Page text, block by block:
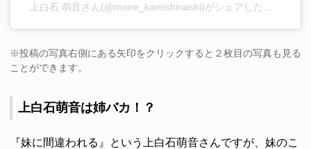
※投稿の写真右側にある矢印をクリックすると２枚目の写真も見る
ことができます。
上白石萌音は姉バカ！？
『妹に間違われる』という上白石萌音さんですが、妹のこ